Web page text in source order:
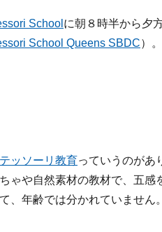
School に朝８時半から夕
School Queens SBDC）。
ッソーリ教育っていうのがあ
ゃや自然素材の教材で、五感
、年齢では分かれていません。